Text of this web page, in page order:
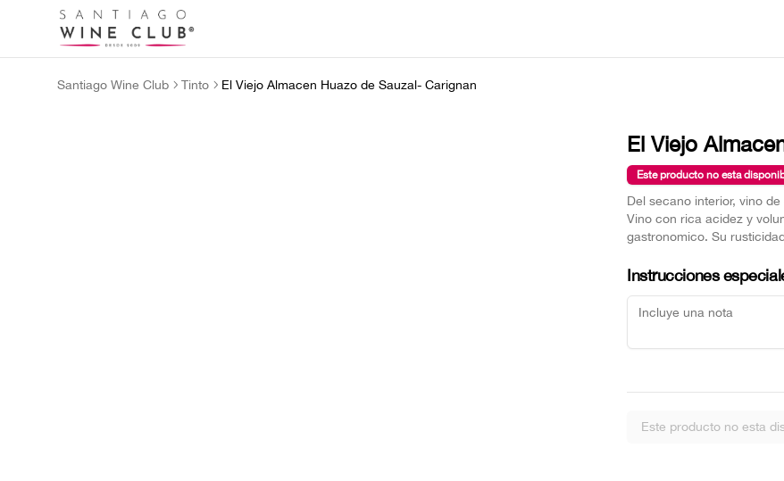
Santiago Wine Club Tinto El Viejo Almacen Huazo de Sauzal- Carignan
El Viejo
Este producto no esta
Del secano interior, vino
Vino con rica acidez y
gastronomico. Su
Instrucciones
Este producto no esta